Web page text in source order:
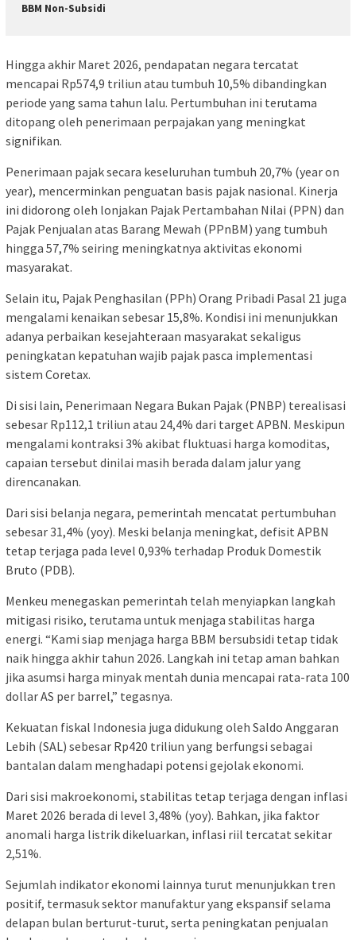
BBM Non-Subsidi
Hingga akhir Maret 2026, pendapatan negara tercatat
mencapai Rp574,9 triliun atau tumbuh 10,5% dibandingkan
periode yang sama tahun lalu. Pertumbuhan ini terutama
ditopang oleh penerimaan perpajakan yang meningkat
signifikan.
Penerimaan pajak secara keseluruhan tumbuh 20,7% (year on
year), mencerminkan penguatan basis pajak nasional. Kinerja
ini didorong oleh lonjakan Pajak Pertambahan Nilai (PPN) dan
Pajak Penjualan atas Barang Mewah (PPnBM) yang tumbuh
hingga 57,7% seiring meningkatnya aktivitas ekonomi
masyarakat.
Selain itu, Pajak Penghasilan (PPh) Orang Pribadi Pasal 21 juga
mengalami kenaikan sebesar 15,8%. Kondisi ini menunjukkan
adanya perbaikan kesejahteraan masyarakat sekaligus
peningkatan kepatuhan wajib pajak pasca implementasi
sistem Coretax.
Di sisi lain, Penerimaan Negara Bukan Pajak (PNBP) terealisasi
sebesar Rp112,1 triliun atau 24,4% dari target APBN. Meskipun
mengalami kontraksi 3% akibat fluktuasi harga komoditas,
capaian tersebut dinilai masih berada dalam jalur yang
direncanakan.
Dari sisi belanja negara, pemerintah mencatat pertumbuhan
sebesar 31,4% (yoy). Meski belanja meningkat, defisit APBN
tetap terjaga pada level 0,93% terhadap Produk Domestik
Bruto (PDB).
Menkeu menegaskan pemerintah telah menyiapkan langkah
mitigasi risiko, terutama untuk menjaga stabilitas harga
energi. “Kami siap menjaga harga BBM bersubsidi tetap tidak
naik hingga akhir tahun 2026. Langkah ini tetap aman bahkan
jika asumsi harga minyak mentah dunia mencapai rata-rata 100
dollar AS per barrel,” tegasnya.
Kekuatan fiskal Indonesia juga didukung oleh Saldo Anggaran
Lebih (SAL) sebesar Rp420 triliun yang berfungsi sebagai
bantalan dalam menghadapi potensi gejolak ekonomi.
Dari sisi makroekonomi, stabilitas tetap terjaga dengan inflasi
Maret 2026 berada di level 3,48% (yoy). Bahkan, jika faktor
anomali harga listrik dikeluarkan, inflasi riil tercatat sekitar
2,51%.
Sejumlah indikator ekonomi lainnya turut menunjukkan tren
positif, termasuk sektor manufaktur yang ekspansif selama
delapan bulan berturut-turut, serta peningkatan penjualan